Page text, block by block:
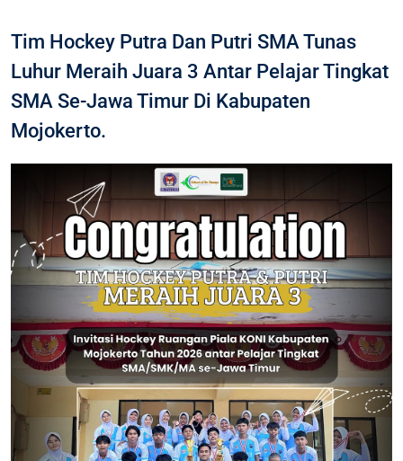
Tim Hockey Putra Dan Putri SMA Tunas
Luhur Meraih Juara 3 Antar Pelajar Tingkat
SMA Se-Jawa Timur Di Kabupaten
Mojokerto.